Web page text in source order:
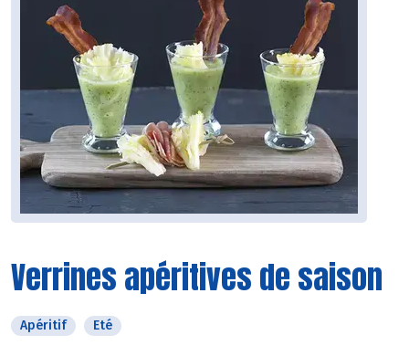
Verrines apéritives de saison
Apéritif Eté